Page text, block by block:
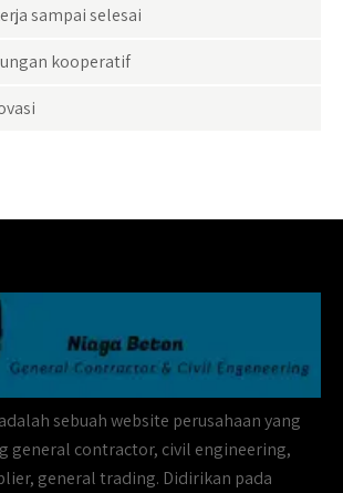
sampai selesai
kooperatif
sebuah website perusahaan yang
general contractor, civil engineering,
general trading. Didirikan pada